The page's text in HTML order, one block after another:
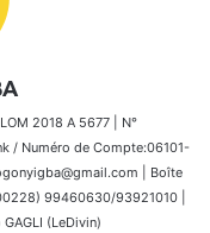
2018 A 5677 | N°
/ Numéro de Compte:06101-
| Boîte
99460630/93921010 |
(LeDivin)